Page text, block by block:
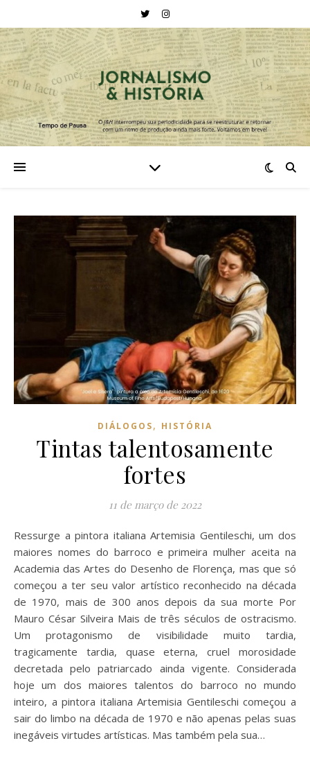
DIÁLOGOS, HISTÓRIA
Tintas talentosamente
fortes
11 de março de 2022
Ressurge a pintora italiana Artemisia Gentileschi, um dos
maiores nomes do barroco e primeira mulher aceita na
Academia das Artes do Desenho de Florença, mas que só
começou a ter seu valor artístico reconhecido na década
de 1970, mais de 300 anos depois da sua morte Por
Mauro César Silveira Mais de três séculos de ostracismo.
Um protagonismo de visibilidade muito tardia,
tragicamente tardia, quase eterna, cruel morosidade
decretada pelo patriarcado ainda vigente. Considerada
hoje um dos maiores talentos do barroco no mundo
inteiro, a pintora italiana Artemisia Gentileschi começou a
sair do limbo na década de 1970 e não apenas pelas suas
inegáveis virtudes artísticas. Mas também pela sua…